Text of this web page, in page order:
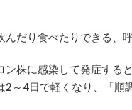
だり食べたりできる、
株に感染して発症する
～4日で軽くなり、「順